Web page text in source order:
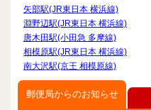
矢部駅(JR東日本 横浜線)
淵野辺駅(JR東日本 横浜線)
唐木田駅(小田急 多摩線)
相模原駅(JR東日本 横浜線)
南大沢駅(京王 相模原線)
郵便局からのお知らせ